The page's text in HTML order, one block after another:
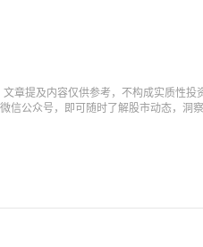
章提及内容仅供参考，不构成实质性投
信公众号，即可随时了解股市动态，洞